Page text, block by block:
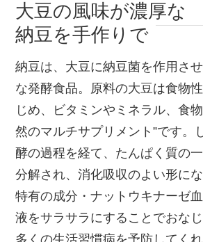
大豆の風味が濃厚な
納豆を手作りで
納豆は、大豆に納豆菌を作用さ
な発酵食品。原料の大豆は食物
じめ、ビタミンやミネラル、食
然のマルチサプリメント”です。
酵の過程を経て、たんぱく質の
分解され、消化吸収のよい形にな
特有の成分・ナットウキナーゼ
液をサラサラにすることでおなじ